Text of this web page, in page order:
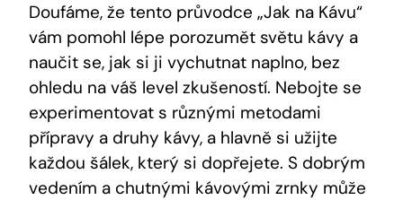
Doufáme, že tento průvodce „Jak na Kávu“
vám pomohl lépe porozumět světu kávy a
naučit se, jak si ji vychutnat naplno, bez
ohledu na váš level zkušeností. Nebojte se
experimentovat s různými metodami
přípravy a druhy kávy, a hlavně si užijte
každou šálek, který si dopřejete. S dobrým
vedením a chutnými kávovými zrnky může